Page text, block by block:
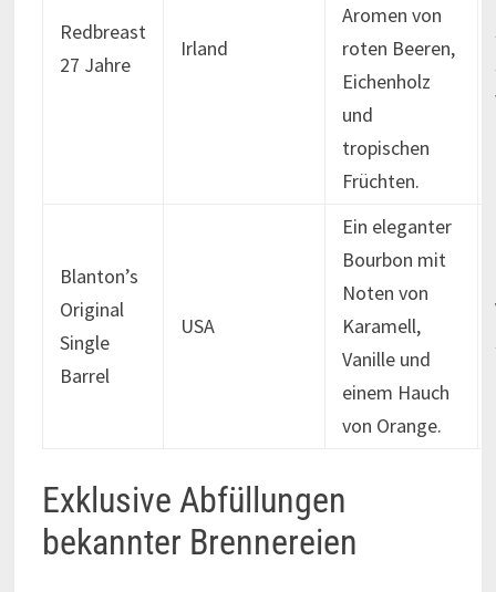
Redbreast
27 Jahre
Irland
Aromen von
roten Beeren,
Eichenholz
und
tropischen
Früchten.
Blanton’s
Original
Single
Barrel
USA
Ein eleganter
Bourbon mit
Noten von
Karamell,
Vanille und
einem Hauch
von Orange.
Exklusive Abfüllungen
bekannter Brennereien